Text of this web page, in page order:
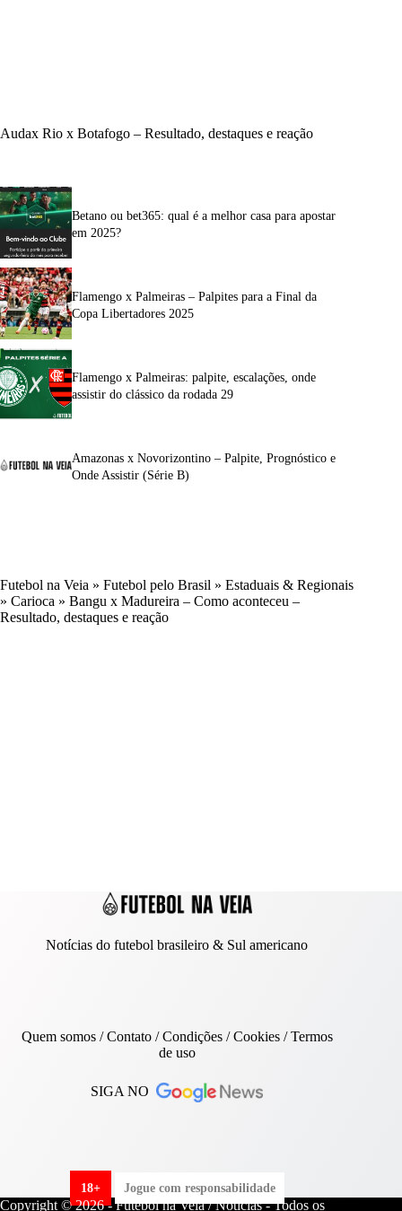
Audax Rio x Botafogo – Resultado, destaques e reação
Betano ou bet365: qual é a melhor casa para apostar
em 2025?
Flamengo x Palmeiras – Palpites para a Final da
Copa Libertadores 2025
Flamengo x Palmeiras: palpite, escalações, onde
assistir do clássico da rodada 29
Amazonas x Novorizontino – Palpite, Prognóstico e
Onde Assistir (Série B)
Futebol na Veia » Futebol pelo Brasil » Estaduais & Regionais
» Carioca » Bangu x Madureira – Como aconteceu –
Resultado, destaques e reação
Notícias do futebol brasileiro & Sul americano
Quem somos/Contato/ Condições /Cookies/Termos
de uso
SIGA NO
18+ Jogue com responsabilidade
Copyright © 2026 - Futebol na Veia / Notícias - Todos os